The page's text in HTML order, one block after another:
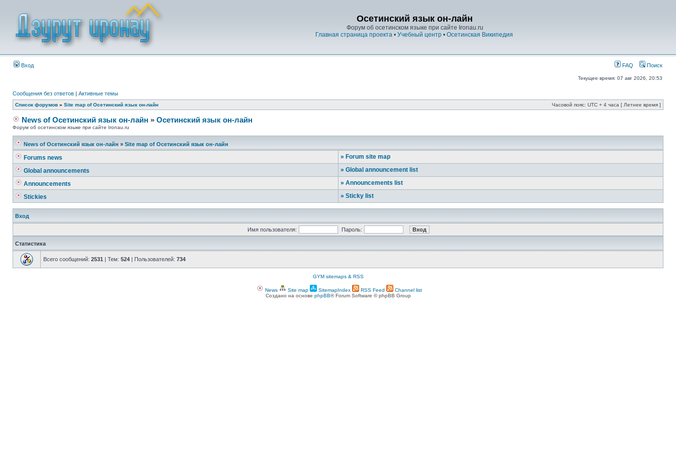
Осетинский язык он-лайн
Форум об осетинском языке при сайте Ironau.ru
Главная страница проекта • Учебный центр • Осетинская Википедия
Вход FAQ Поиск
Текущее время: 07 авг 2026, 20:53
Сообщения без ответов | Активные темы
Список форумов » Site map of Осетинский язык он-лайн Часовой пояс: UTC + 4 часа [ Летнее время ]
News of Осетинский язык он-лайн » Осетинский язык он-лайн
Форум об осетинском языке при сайте Ironau.ru
News of Осетинский язык он-лайн » Site map of Осетинский язык он-лайн
Forums news » Forum site map
Global announcements
» Global announcement list
Announcements
» Announcements list
Stickies
» Sticky list
Вход
Имя пользователя: Пароль:
Статистика
Всего сообщений: 2531 | Тем: 524 | Пользователей: 734
GYM sitemaps & RSS
News Site map SitemapIndex RSS Feed
Channel list
Создано на основе phpBB® Forum Software © phpBB Group